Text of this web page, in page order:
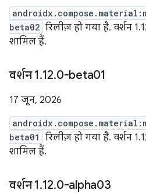
beta02 रिलीज़ हो गया है. वर्शन
शामिल हैं.
वर्शन 1.12.0-beta01
17 जून, 2026
beta01
रिलीज़ हो गया है. वर्शन
शामिल हैं.
वर्शन 1.12.0-alpha03